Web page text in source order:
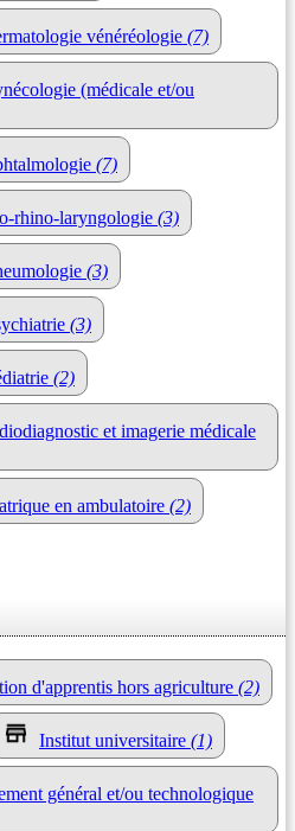
vénéréologie (7)
(médicale et/ou
(7)
rhino-laryngologie (3)
(3)
(3)
(2)
et imagerie médicale
en ambulatoire (2)
d'apprentis hors agriculture (2)
Institut universitaire (1)
général et/ou technologique